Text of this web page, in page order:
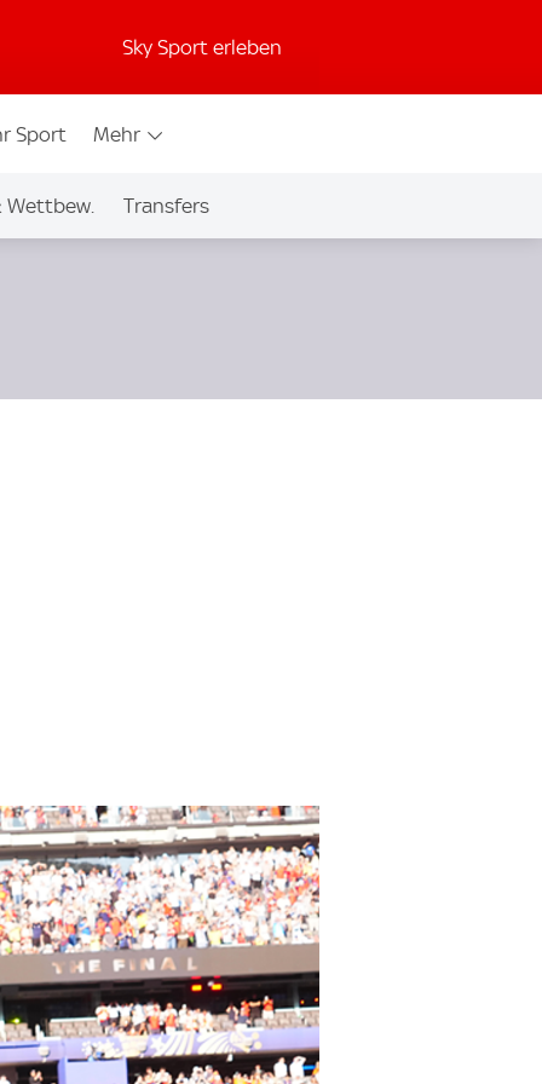
Sky Sport erleben
Sport Mehr
Wettbew. Transfers